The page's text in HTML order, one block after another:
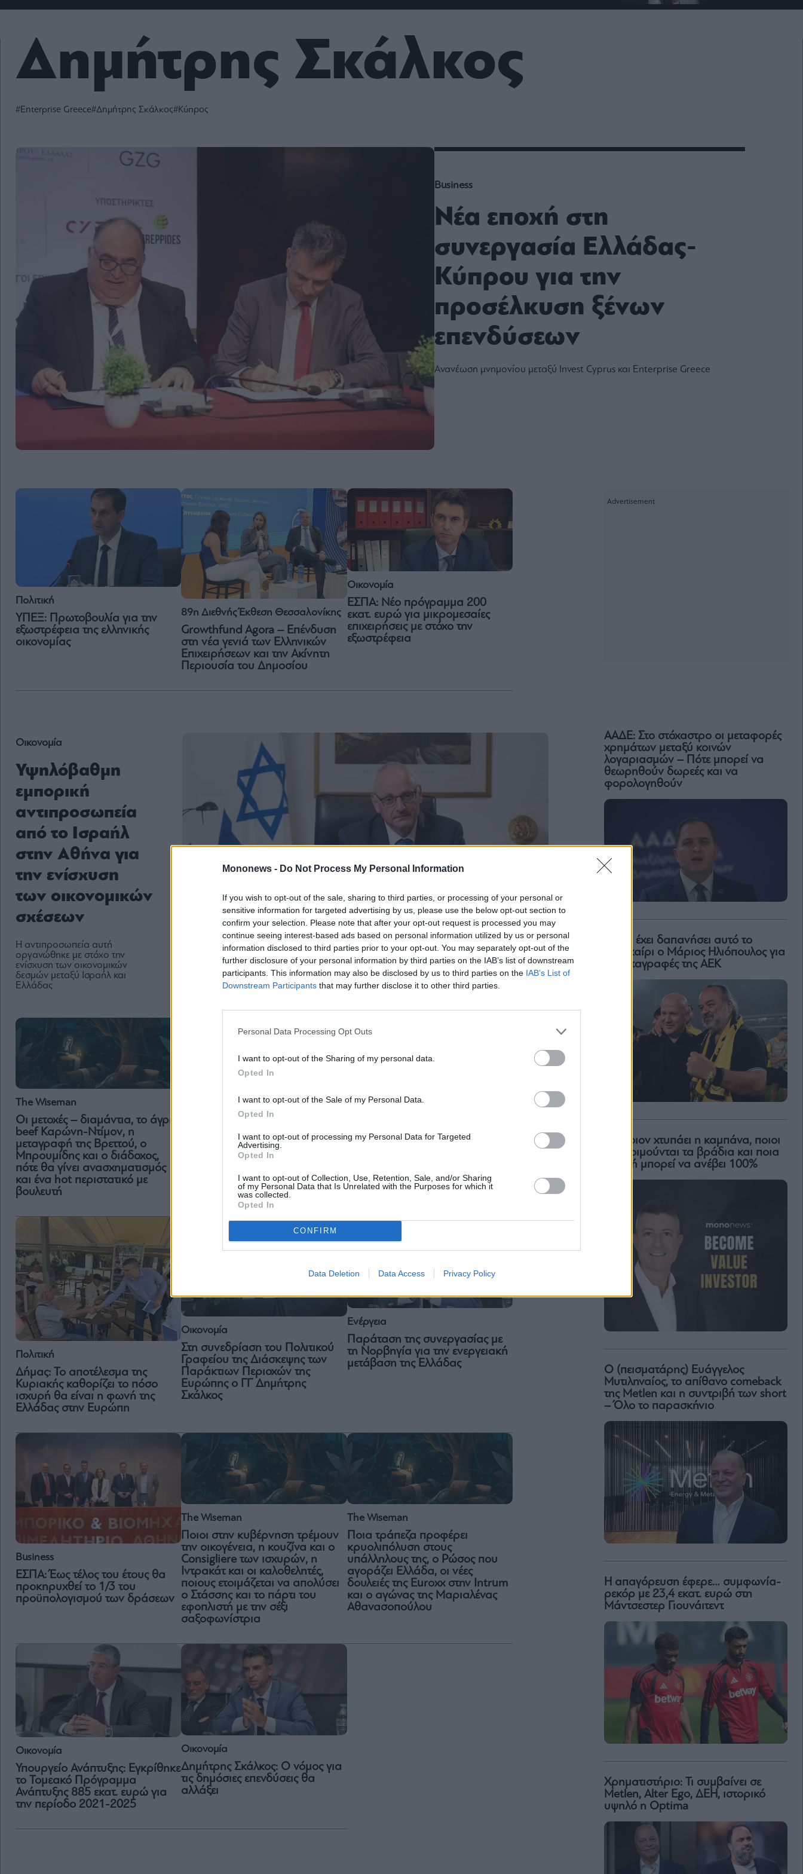
Mononews - Do Not Process My Personal Information
If you wish to opt-out of the sale, sharing to third parties, or processing of your personal or
sensitive information for targeted advertising by us, please use the below opt-out section to
confirm your selection. Please note that after your opt-out request is processed you may
continue seeing interest-based ads based on personal information utilized by us or personal
information disclosed to third parties prior to your opt-out. You may separately opt-out of the
further disclosure of your personal information by third parties on the IAB’s list of downstream
participants. This information may also be disclosed by us to third parties on the IAB’s List of
Downstream Participants that may further disclose it to other third parties.
Personal Data Processing Opt Outs
I want to opt-out of the Sharing of my personal data.
Opted In
I want to opt-out of the Sale of my Personal Data.
Opted In
I want to opt-out of processing my Personal Data for Targeted
Advertising.
Opted In
I want to opt-out of Collection, Use, Retention, Sale, and/or Sharing
of my Personal Data that Is Unrelated with the Purposes for which it
was collected.
Opted In
CONFIRM
Data Deletion Data Access Privacy Policy
Bloomberg
Rumors
Mononews2030
Άρθρα
Συνεντεύξεις
&
Watches
Yachts
For
ΑνακοινώσειςNewsletter του
By submitting your email,
you agree to our Terms and
protected by reCAPTCHA
and the Google Privacy
reserved
Δημήτρης Σκάλκος
#Enterprise Greece#Δημήτρης Σκάλκος#Κύπρος
Business
Νέα εποχή στη
συνεργασία Ελλάδας-
Κύπρου για την
προσέλκυση ξένων
επενδύσεων
Ανανέωση μνημονίου μεταξύ Invest Cyprus και Enterprise Greece
Πολιτική
ΥΠΕΞ: Πρωτοβουλία για την
εξωστρέφεια της ελληνικής
οικονομίας
89η Διεθνής Έκθεση Θεσσαλονίκης
Growthfund Agora – Επένδυση
στη νέα γενιά των Ελληνικών
Επιχειρήσεων και την Ακίνητη
Περιουσία του Δημοσίου
Οικονομία
ΕΣΠΑ: Νέο πρόγραμμα 200
εκατ. ευρώ για μικρομεσαίες
επιχειρήσεις με στόχο την
εξωστρέφεια
Οικονομία
Υψηλόβαθμη
εμπορική
αντιπροσωπεία
από το Ισραήλ
στην Αθήνα για
την ενίσχυση
των οικονομικών
σχέσεων
Η αντιπροσωπεία αυτή
οργανώθηκε με στόχο την
ενίσχυση των οικονομικών
δεσμών μεταξύ Ισραήλ και
Ελλάδας
The Wiseman
Οι μετοχές – διαμάντια, το άγριο
beef Καρώνη-Ντίμον, η
μεταγραφή της Βρεττού, ο
Μπρουμίδης και ο διάδοχος,
πότε θα γίνει ανασχηματισμός
και ένα hot περιστατικό με
βουλευτή
Δημήτρης Σκάλκος: Σημαντικές
οι προοπτικές οικονομικής
Ελλάδας – Κύπρου
Σκάλκος στο ΣΕΥ: Σημαντική η
διατήρηση ενός ανοικτού
Πολιτική
Δήμας: Το αποτέλεσμα της
Κυριακής καθορίζει το πόσο
ισχυρή θα είναι η φωνή της
Ελλάδας στην Ευρώπη
Οικονομία
Στη συνεδρίαση του Πολιτικού
Γραφείου της Διάσκεψης των
Παράκτιων Περιοχών της
Ευρώπης ο ΓΓ Δημήτρης
Σκάλκος
Ενέργεια
Παράταση της συνεργασίας με
τη Νορβηγία για την ενεργειακή
μετάβαση της Ελλάδας
Business
ΕΣΠΑ: Έως τέλος του έτους θα
προκηρυχθεί το 1/3 του
προϋπολογισμού των δράσεων
The Wiseman
Ποιοι στην κυβέρνηση τρέμουν
την οικογένεια, η κουζίνα και ο
Consigliere των ισχυρών, η
Ιντρακάτ και οι καλοθελητές,
ποιους ετοιμάζεται να απολύσει
ο Στάσσης και το πάρτι του
εφοπλιστή με την σέξι
σαξοφωνίστρια
The Wiseman
Ποια τράπεζα προφέρει
κρυολιπόλυση στους
υπάλληλους της, ο Ρώσος που
αγοράζει Ελλάδα, οι νέες
δουλειές της Euroxx στην Intrum
και ο αγώνας της Μαριαλένας
Αθανασοπούλου
Οικονομία
Υπουργείο Ανάπτυξης: Εγκρίθηκε
το Τομεακό Πρόγραμμα
Ανάπτυξης 885 εκατ. ευρώ για
την περίοδο 2021-2025
Οικονομία
Δημήτρης Σκάλκος: Ο νόμος για
τις δημόσιες επενδύσεις θα
αλλάξει
ΑΑΔΕ: Στο στόχαστρο οι μεταφορές
χρημάτων μεταξύ κοινών
λογαριασμών – Πότε μπορεί να
θεωρηθούν δωρεές και να
φορολογηθούν
Πόσα έχει δαπανήσει αυτό το
καλοκαίρι ο Μάριος Ηλιόπουλος για
τις μεταγραφές της ΑΕΚ
Για ποιον χτυπάει η καμπάνα, ποιοι
δεν κοιμούνται τα βράδια και ποια
μετοχή μπορεί να ανέβει 100%
Ο (πεισματάρης) Ευάγγελος
Μυτιληναίος, το απίθανο comeback
της Μetlen και η συντριβή των short
– Όλο το παρασκήνιο
Η απαγόρευση έφερε… συμφωνία-
ρεκόρ με 23,4 εκατ. ευρώ στη
Μάντσεστερ Γιουνάιτεντ
Χρηματιστήριο: Τι συμβαίνει σε
Metlen, Αlter Ego, ΔΕΗ, ιστορικό
υψηλό η Optima